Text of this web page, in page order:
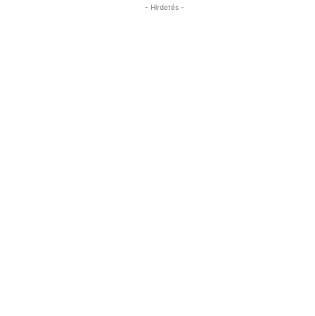
- Hirdetés -